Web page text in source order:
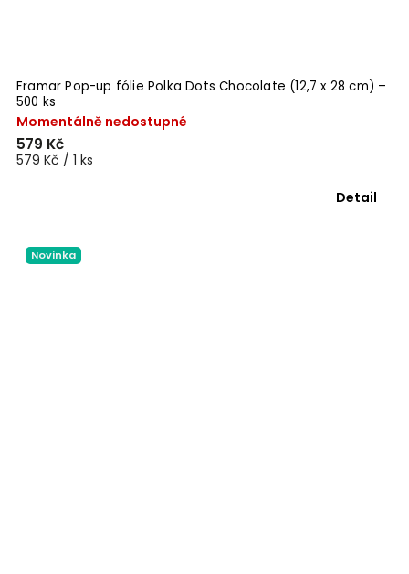
Framar Pop-up fólie Polka Dots Chocolate (12,7 x 28 cm) –
500 ks
Momentálně nedostupné
579 Kč
579 Kč / 1 ks
Detail
Novinka